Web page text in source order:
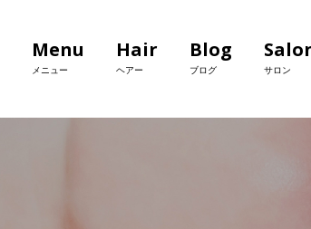
Menu
メニュー
Hair
ヘアー
Blog
ブログ サロン